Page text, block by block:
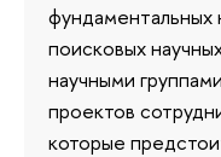
фундаментальных
поисковых
научными
проектов
которые